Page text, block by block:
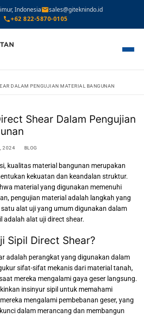
Indonesia
sales@giteknindo.id
+62 822-5870-0105
DALAM PENGUJIAN MATERIAL BANGUNAN
Shear Dalam Pengujian
2024 BLOG
kualitas material bangunan merupakan
kekuatan dan keandalan struktur.
material yang digunakan memenuhi
pengujian material adalah langkah yang
alat uji yang umum digunakan dalam
adalah alat uji direct shear.
Sipil Direct Shear?
adalah perangkat yang digunakan dalam
sifat-sifat mekanis dari material tanah,
mereka mengalami gaya geser langsung.
insinyur sipil untuk memahami
mengalami pembebanan geser, yang
dalam merancang dan membangun